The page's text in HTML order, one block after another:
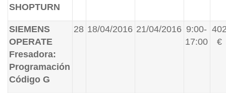
SHOPTURN
SIEMENS
OPERATE
Fresadora:
Programación
Código G
28 18/04/2016 21/04/2016 9:00-
17:00
€